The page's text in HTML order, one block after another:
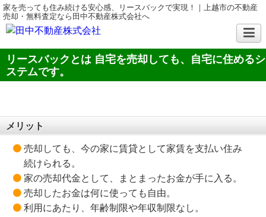
家を売っても住み続ける安心感、リースバックで実現！｜上越市の不動産
売却・無料査定なら田中不動産株式会社へ
リースバックとは 自宅を売却しても、自宅に住めるシ
ステムです。
メリット
売却しても、今の家に賃貸として家賃を支払い住み
続けられる。
家の売却代金として、まとまったお金が手に入る。
売却したお金は何に使っても自由。
利用にあたり、年齢制限や年収制限なし。